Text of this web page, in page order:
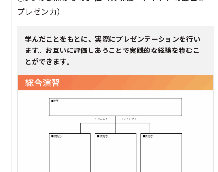
プレゼン力）
学んだことをもとに、実際にプレゼンテーションを行い
ます。お互いに評価しあうことで実践的な経験を積むこ
とができます。